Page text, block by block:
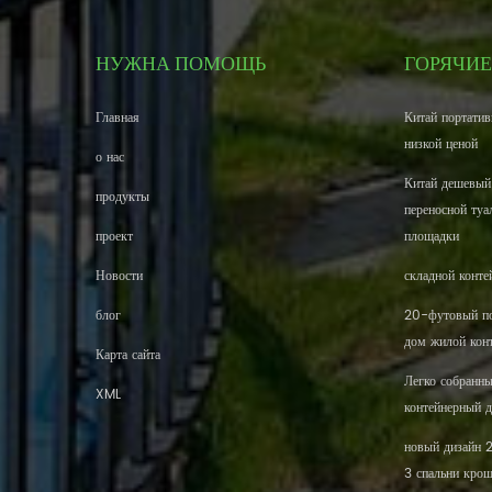
НУЖНА ПОМОЩЬ
Главная
о нас
продукты
проект
Новости
блог
Карта сайта
XML
Китай
низкой ценой
Китай
переносной
площадки
складной
20-футовый
дом жилой
Легко
контейнерный
новый дизайн
3 спальни